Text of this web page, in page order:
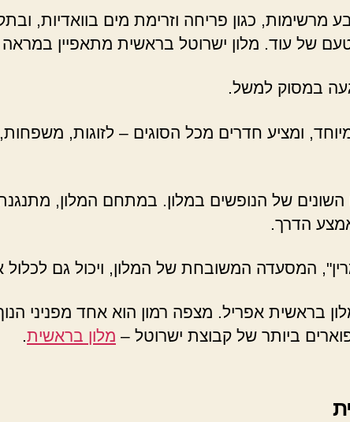
מרשימות, כגון פריחה וזרימת מים בוואדיות,
של עוד. מלון ישרוטל בראשית מתאפיין במראה
במסוק למשל.
ומציע חדרים מכל הסוגים – לזוגות, משפחות,
השונים של הנופשים במלון. במתחם המלון,
הדרך.
המסעדה המשובחת של המלון, ויכול גם לכלול
בראשית אפריל. מצפה רמון הוא אחד מפניני
ביותר של קבוצת ישרוטל – מלון בראשית.